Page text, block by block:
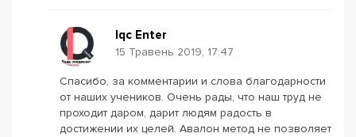
Iqc Enter
15 Травень 2019, 17:47
Спасибо, за комментарии и слова благодарности
от наших учеников. Очень рады, что наш труд не
проходит даром, дарит людям радость в
достижении их целей. Авалон метод не позволяет